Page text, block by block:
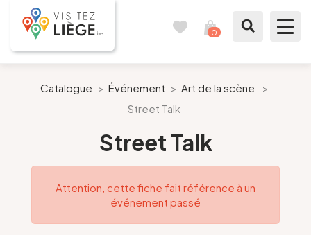
0
Préparer mon séjour
Nos suggestions
Pays de Liège
Catalogue > Événement > Art de la scène
>
Street Talk
Street Talk
Attention, cette fiche fait référence à un
événement passé